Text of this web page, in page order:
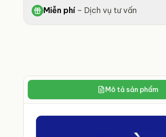
Miễn phí– Dịch vụ tư vấn
Mô tả sản phẩm